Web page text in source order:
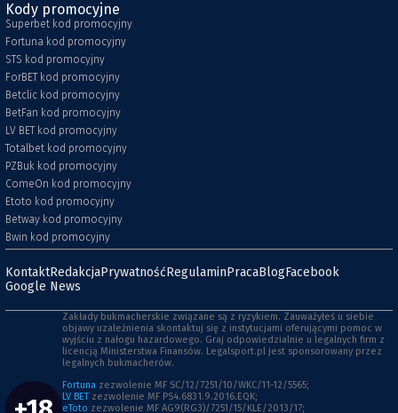
Kody promocyjne
Superbet kod promocyjny
Fortuna kod promocyjny
STS kod promocyjny
ForBET kod promocyjny
Betclic kod promocyjny
BetFan kod promocyjny
LV BET kod promocyjny
Totalbet kod promocyjny
PZBuk kod promocyjny
ComeOn kod promocyjny
Etoto kod promocyjny
Betway kod promocyjny
Bwin kod promocyjny
KontaktRedakcjaPrywatnośćRegulaminPracaBlogFacebook
Google News
Zakłady bukmacherskie związane są z ryzykiem. Zauważyłeś u siebie
objawy uzależnienia skontaktuj się z instytucjami oferującymi pomoc w
wyjściu z nałogu hazardowego. Graj odpowiedzialnie u legalnych firm z
licencją Ministerstwa Finansów. Legalsport.pl jest sponsorowany przez
legalnych bukmacherów.
Fortuna zezwolenie MF SC/12/7251/10/WKC/11-12/5565;
LV BET zezwolenie MF PS4.6831.9.2016.EQK;
eToto zezwolenie MF AG9(RG3)/7251/15/KLE/2013/17;